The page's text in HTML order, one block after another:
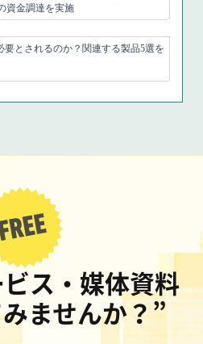
資金調達を実施
要とされるのか？関連する製品5選を
ス・媒体資料
ませんか？”